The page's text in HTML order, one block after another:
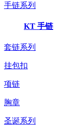
手链系列
KT 手链
套链系列
挂包扣
项链
胸章
圣诞系列